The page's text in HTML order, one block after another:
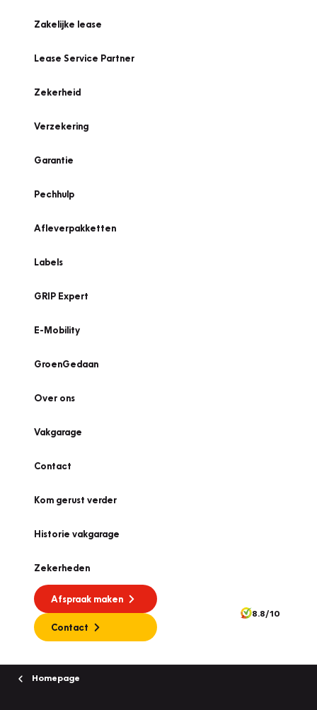
Zakelijke lease
Lease Service Partner
Zekerheid
Verzekering
Garantie
Pechhulp
Afleverpakketten
Labels
GRIP Expert
E-Mobility
GroenGedaan
Over ons
Vakgarage
Contact
Kom gerust verder
Historie vakgarage
Zekerheden
Afspraak maken
Contact
8.8/10
Homepage